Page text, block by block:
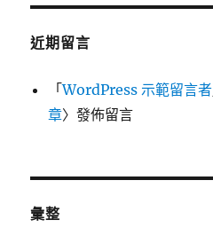
近期留言
「WordPress 示範留言者
章〉發佈留言
彙整